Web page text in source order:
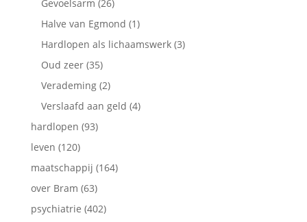
Gevoelsarm (26)
Halve van Egmond (1)
Hardlopen als lichaamswerk(3)
Oud zeer(35)
Verademing(2)
Verslaafd aan geld (4)
hardlopen (93)
leven (120)
maatschappij (164)
over Bram (63)
psychiatrie (402)